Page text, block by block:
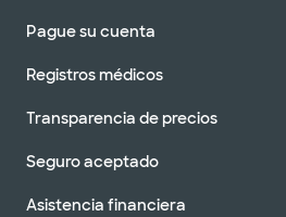
Pague su cuenta
Registros médicos
Transparencia de precios
Seguro aceptado
Asistencia financiera